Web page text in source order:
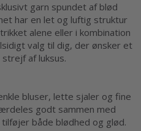
garn spundet af blød
har en let og luftig struktur
alene eller i kombination
valg til dig, der ønsker et
af luksus.
bluser, lette sjaler og fine
godt sammen med
både blødhed og glød.